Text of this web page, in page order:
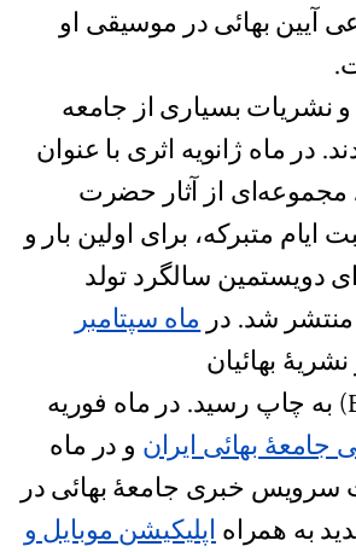
آیین بهائی در موسیقی او
کتب و نشریات بسیاری از جامعه
در ماه ژانویه اثری با عنوان
مجموعه‌ای از آثار حضرت
ایام متبرکه، برای اولین بار و
دویستمین سالگرد تولد
شد. در ماه سپتامبر
بهائیان
بهائی ایران و در ماه
خبری جامعۀ بهائی در
به همراه اپلیکیشن موبایل و